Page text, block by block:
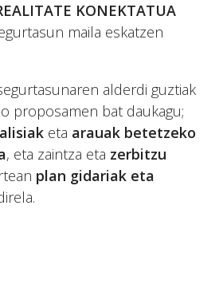
KONEKTATUA
maila eskatzen
alderdi guztiak
proposamen bat daukagu;
eta arauak betetzeko
, eta zaintza eta zerbitzu
plan gidariak eta